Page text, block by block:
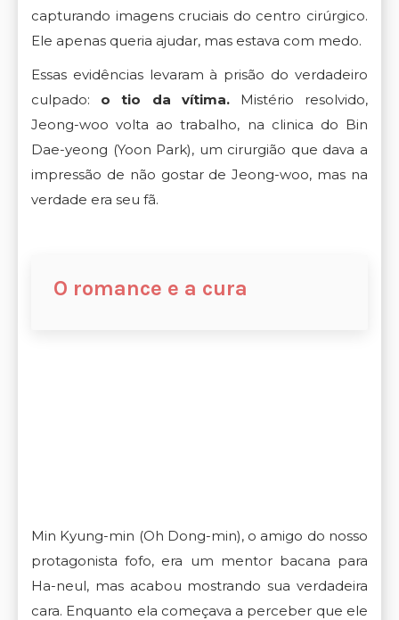
capturando imagens cruciais do centro cirúrgico.
Ele apenas queria ajudar, mas estava com medo.
Essas evidências levaram à prisão do verdadeiro
culpado: o tio da vítima.Mistério resolvido,
Jeong-woo volta ao trabalho, na clinica do Bin
Dae-yeong (Yoon Park), um cirurgião que dava a
impressão de não gostar de Jeong-woo, mas na
verdade era seu fã.
O romance e a cura
Min Kyung-min (Oh Dong-min), o amigo do nosso
protagonista fofo, era um mentor bacana para
Ha-neul, mas acabou mostrando sua verdadeira
cara. Enquanto ela começava a perceber que ele